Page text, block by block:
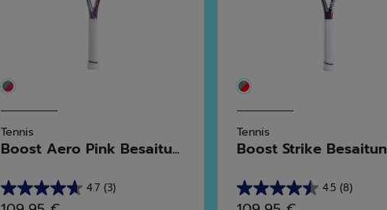
Tennis
Boost Aero Pink Besaitu...
4.7 (3)
4.7
Tennis
Boost Strike
4.5 (8)
4.5